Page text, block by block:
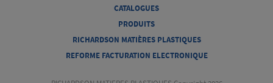
CATALOGUES
PRODUITS
RICHARDSON MATIÈRES PLASTIQUES
REFORME FACTURATION ELECTRONIQUE